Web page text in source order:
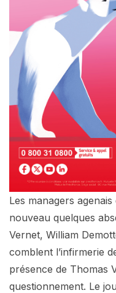
Les managers
nouveau quelques
Vernet, William
comblent l’infirmerie
présence de Thomas
questionnement. Le